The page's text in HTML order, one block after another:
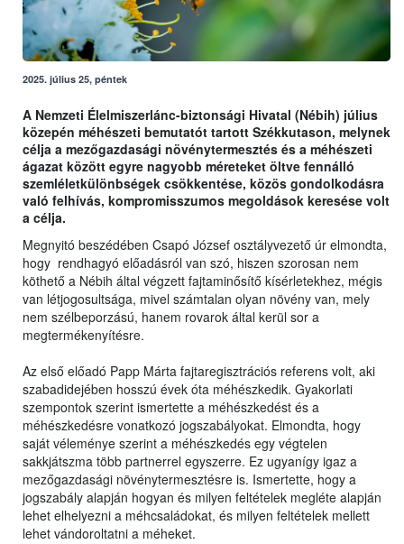
2025. július 25, péntek
A Nemzeti Élelmiszerlánc-biztonsági Hivatal (Nébih) július
közepén méhészeti bemutatót tartott Székkutason, melynek
célja a mezőgazdasági növénytermesztés és a méhészeti
ágazat között egyre nagyobb méreteket öltve fennálló
szemléletkülönbségek csökkentése, közös gondolkodásra
való felhívás, kompromisszumos megoldások keresése volt
a célja.
Megnyitó beszédében Csapó József osztályvezető úr elmondta,
hogy rendhagyó előadásról van szó, hiszen szorosan nem
köthető a Nébih által végzett fajtaminősítő kísérletekhez, mégis
van létjogosultsága, mivel számtalan olyan növény van, mely
nem szélbeporzású, hanem rovarok által kerül sor a
megtermékenyítésre.
Az első előadó Papp Márta fajtaregisztrációs referens volt, aki
szabadidejében hosszú évek óta méhészkedik. Gyakorlati
szempontok szerint ismertette a méhészkedést és a
méhészkedésre vonatkozó jogszabályokat. Elmondta, hogy
saját véleménye szerint a méhészkedés egy végtelen
sakkjátszma több partnerrel egyszerre. Ez ugyanígy igaz a
mezőgazdasági növénytermesztésre is. Ismertette, hogy a
jogszabály alapján hogyan és milyen feltételek megléte alapján
lehet elhelyezni a méhcsaládokat, és milyen feltételek mellett
lehet vándoroltatni a méheket.